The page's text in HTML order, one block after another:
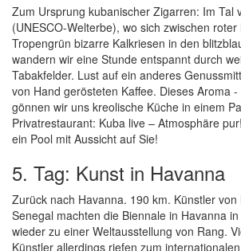
Zum Ursprung kubanischer Zigarren: Im Tal
(UNESCO-Welterbe), wo sich zwischen roter
Tropengrün bizarre Kalkriesen in den
wandern wir eine Stunde entspannt durch
Tabakfelder. Lust auf ein anderes
von Hand gerösteten Kaffee. Dieses Aroma
gönnen wir uns kreolische Küche in einem
Privatrestaurant: Kuba live – Atmosphäre
ein Pool mit Aussicht auf Sie!
5. Tag: Kunst in Havanna
Zurück nach Havanna. 190 km. Künstler
Senegal machten die Biennale in Havanna
wieder zu einer Weltausstellung von Rang.
Künstler allerdings riefen zum